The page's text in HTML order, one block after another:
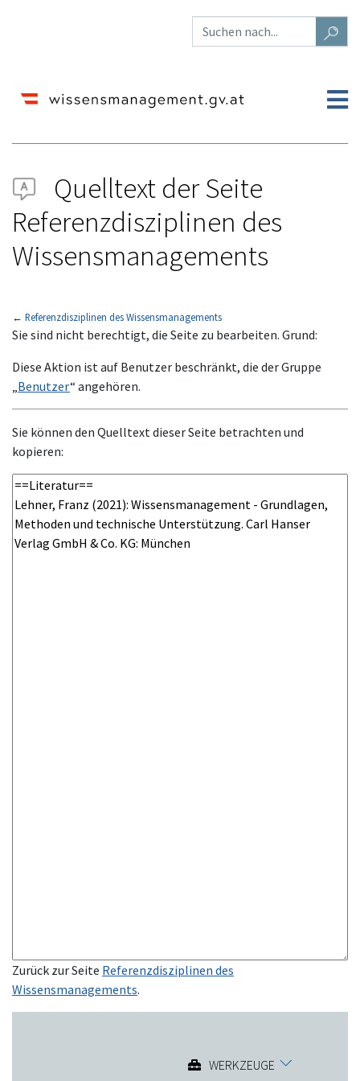
Quelltext der Seite
Referenzdisziplinen des
Wissensmanagements
← Referenzdisziplinen des Wissensmanagements
Wechseln zu:Navigation, Suche
Sie sind nicht berechtigt, die Seite zu bearbeiten. Grund:
Diese Aktion ist auf Benutzer beschränkt, die der Gruppe
Benutzer“ angehören.
Sie können den Quelltext dieser Seite betrachten und
kopieren:
Zurück zur Seite Referenzdisziplinen des
Wissensmanagements.
WERKZEUGE